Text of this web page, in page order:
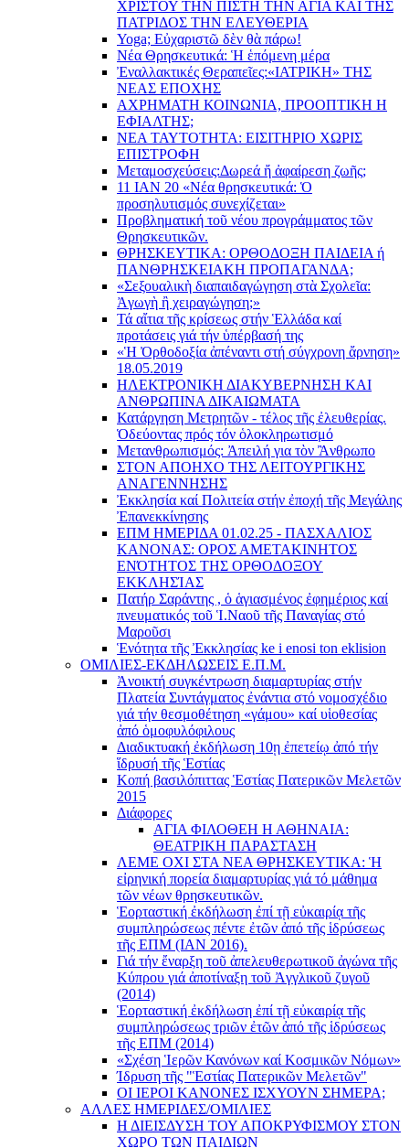
ΧΡΙΣΤΟΥ ΤΗΝ ΠΙΣΤΗ ΤΗΝ ΑΓΙΑ ΚΑΙ ΤΗΣ
ΠΑΤΡΙΔΟΣ ΤΗΝ ΕΛΕΥΘΕΡΙΑ
Yoga; Εὐχαριστῶ δὲν θὰ πάρω!
Νέα Θρησκευτικά: Ἡ ἑπόμενη μέρα
Ἐναλλακτικές Θεραπεῖες:«ΙΑΤΡΙΚΗ» ΤΗΣ
ΝΕΑΣ ΕΠΟΧΗΣ
ΑΧΡΗΜΑΤΗ ΚΟΙΝΩΝΙΑ, ΠΡΟΟΠΤΙΚΗ Η
ΕΦΙΑΛΤΗΣ;
ΝΕΑ ΤΑΥΤΟΤΗΤΑ: ΕΙΣΙΤΗΡΙΟ ΧΩΡΙΣ
ΕΠΙΣΤΡΟΦΗ
Μεταμοσχεύσεις:Δωρεά ἤ ἀφαίρεση ζωῆς;
11 ΙΑΝ 20 «Νέα θρησκευτικά: Ὁ
προσηλυτισμός συνεχίζεται»
Προβληματική τοῦ νέου προγράμματος τῶν
Θρησκευτικῶν.
ΘΡΗΣΚΕΥΤΙΚΑ: ΟΡΘΟΔΟΞΗ ΠΑΙΔΕΙΑ ή
ΠΑΝΘΡΗΣΚΕΙΑΚΗ ΠΡΟΠΑΓΑΝΔΑ;
«Σεξουαλικὴ διαπαιδαγώγηση στὰ Σχολεῖα:
Ἀγωγὴ ἢ χειραγώγηση;»
Τά αἴτια τῆς κρίσεως στήν Ἑλλάδα καί
προτάσεις γιά τήν ὑπέρβασή της
«Ἡ Ὀρθοδοξία ἀπέναντι στή σύγχρονη ἄρνηση»
18.05.2019
ΗΛΕΚΤΡΟΝΙΚΗ ΔΙΑΚΥΒΕΡΝΗΣΗ ΚΑΙ
ΑΝΘΡΩΠΙΝΑ ΔΙΚΑΙΩΜΑΤΑ
Κατάργηση Μετρητῶν - τέλος τῆς ἐλευθερίας.
Ὁδεύοντας πρός τόν ὁλοκληρωτισμό
Μετανθρωπισμός: Ἀπειλή για τὸν Ἂνθρωπο
ΣΤΟΝ ΑΠΟΗΧΟ ΤΗΣ ΛΕΙΤΟΥΡΓΙΚΗΣ
ΑΝΑΓΕΝΝΗΣΗΣ
Ἐκκλησία καί Πολιτεία στήν ἐποχή τῆς Μεγάλης
Ἐπανεκκίνησης
ΕΠΜ ΗΜΕΡΙΔΑ 01.02.25 - ΠΑΣΧΑΛΙΟΣ
ΚΑΝΟΝΑΣ: ΟΡΟΣ ΑΜΕΤΑΚΙΝΗΤΟΣ
ΕΝΌΤΗΤΟΣ ΤΗΣ ΟΡΘΟΔΟΞΟΥ
ΕΚΚΛΗΣΊΑΣ
Πατήρ Σαράντης , ὁ ἁγιασμένος ἐφημέριος καί
πνευματικός τοῦ Ἱ.Ναοῦ τῆς Παναγίας στό
Μαροῦσι
Ἑνότητα τῆς Ἐκκλησίας ke i enosi ton eklision
ΟΜΙΛΙΕΣ-ΕΚΔΗΛΩΣΕΙΣ Ε.Π.Μ.
Ἀνοικτή συγκέντρωση διαμαρτυρίας στήν
Πλατεία Συντάγματος ἐνάντια στό νομοσχέδιο
γιά τήν θεσμοθέτηση «γάμου» καί υἱοθεσίας
ἀπό ὁμοφυλόφιλους
Διαδικτυακή ἐκδήλωση 10ῃ ἐπετείῳ ἀπό τήν
ἵδρυσή τῆς Ἑστίας
Κοπή βασιλόπιττας Ἑστίας Πατερικῶν Μελετῶν
2015
Διάφορες
ΑΓΙΑ ΦΙΛΟΘΕΗ Η ΑΘΗΝΑΙΑ:
ΘΕΑΤΡΙΚΗ ΠΑΡΑΣΤΑΣΗ
ΛΕΜΕ ΟΧΙ ΣΤΑ ΝΕΑ ΘΡΗΣΚΕΥΤΙΚΑ: Ἡ
εἰρηνική πορεία διαμαρτυρίας γιά τό μάθημα
τῶν νέων θρησκευτικῶν.
Ἑορταστική ἐκδήλωση ἐπί τῇ εὐκαιρίᾳ τῆς
συμπληρώσεως πέντε ἐτῶν ἀπό τῆς ἱδρύσεως
τῆς ΕΠΜ (ΙΑΝ 2016).
Γιά τήν ἔναρξη τοῦ ἀπελευθερωτικοῦ ἀγώνα τῆς
Κύπρου γιά ἀποτίναξη τοῦ Ἀγγλικοῦ ζυγοῦ
(2014)
Ἑορταστική ἐκδήλωση ἐπί τῇ εὐκαιρίᾳ τῆς
συμπληρώσεως τριῶν ἐτῶν ἀπό τῆς ἱδρύσεως
τῆς ΕΠΜ (2014)
«Σχέση Ἱερῶν Κανόνων καί Κοσμικῶν Νόμων»
Ίδρυση τῆς "Ἑστίας Πατερικῶν Μελετῶν"
ΟΙ ΙΕΡΟΙ ΚΑΝΟΝΕΣ ΙΣΧΥΟΥΝ ΣΗΜΕΡΑ;
ΑΛΛΕΣ ΗΜΕΡΙΔΕΣ/ΟΜΙΛΙΕΣ
Η ΔΙΕΙΣΔΥΣΗ ΤΟΥ ΑΠΟΚΡΥΦΙΣΜΟΥ ΣΤΟΝ
ΧΩΡΟ ΤΩΝ ΠΑΙΔΙΩΝ